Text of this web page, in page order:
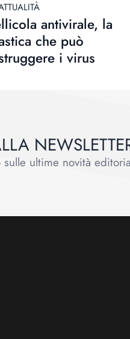
antivirale, la
che può
i virus
sulle ultime novità